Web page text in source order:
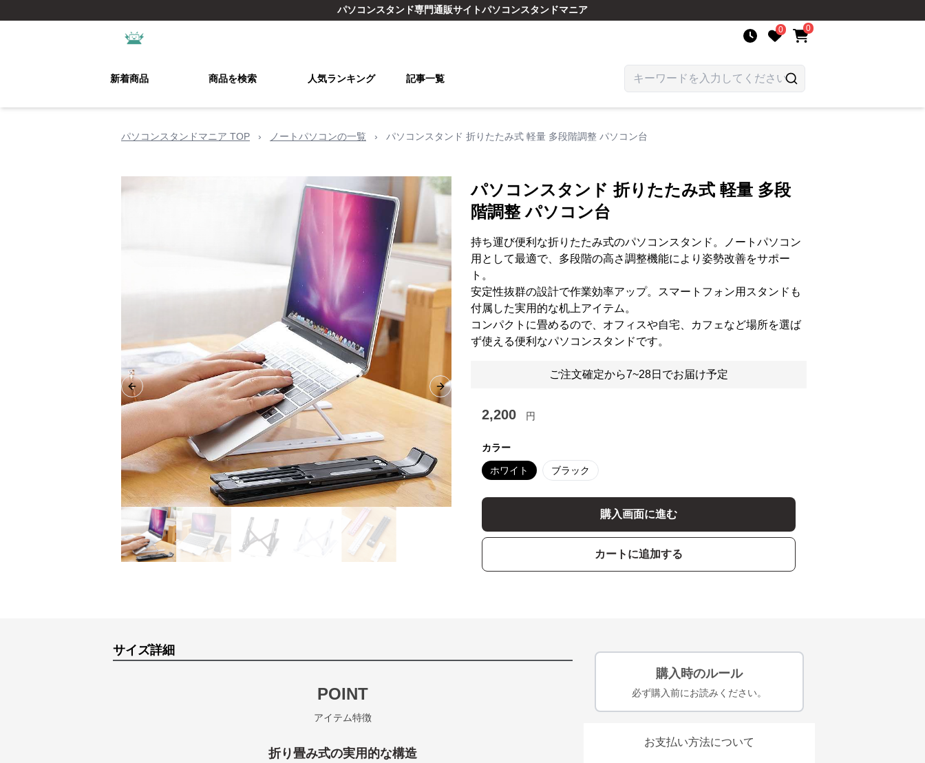
パソコンスタンド専門通販サイトパソコンスタンドマニア
0 0
新着商品 商品を検索 人気ランキング 記事一覧
パソコンスタンドマニア TOP › ノートパソコンの一覧 › パソコンスタンド 折りたたみ式 軽量 多段階調整 パソコン台
Previous slide Next slide
パソコンスタンド 折りたたみ式 軽量 多段
階調整 パソコン台
持ち運び便利な折りたたみ式のパソコンスタンド。ノートパソコン
用として最適で、多段階の高さ調整機能により姿勢改善をサポー
ト。
安定性抜群の設計で作業効率アップ。スマートフォン用スタンドも
付属した実用的な机上アイテム。
コンパクトに畳めるので、オフィスや自宅、カフェなど場所を選ば
ず使える便利なパソコンスタンドです。
ご注文確定から7~28日でお届け予定
2,200 円
カラー
ホワイト ブラック
購入画面に進む
カートに追加する
サイズ詳細
POINT
アイテム特徴
折り畳み式の実用的な構造
購入時のルール
必ず購入前にお読みください。
お支払い方法について